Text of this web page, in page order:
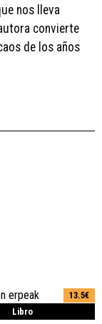
nos lleva
convierte
de los años
Libro
13.5€